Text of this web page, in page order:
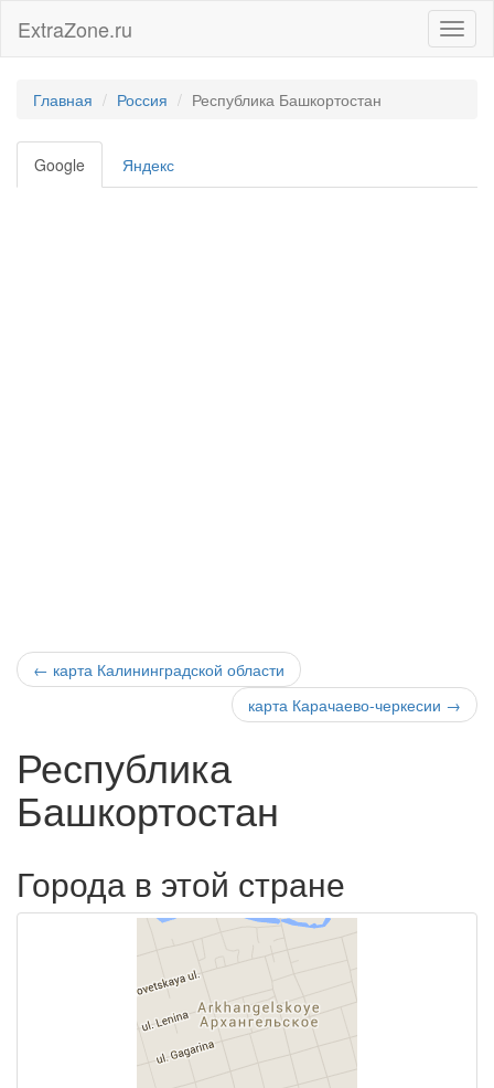
ExtraZone.ru
Главная Россия Республика Башкортостан
Google Яндекс
← карта Калининградской области
карта Карачаево-черкесии →
Республика
Башкортостан
Города в этой стране